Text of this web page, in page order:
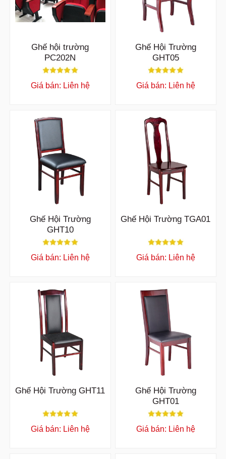
Ghế hội trường
PC202N
Giá bán: Liên hệ
Ghế Hội Trường
GHT05
Giá bán: Liên hệ
Ghế Hội Trường
GHT10
Giá bán: Liên hệ
Ghế Hội Trường TGA01
Giá bán: Liên hệ
Ghế Hội Trường GHT11
Giá bán: Liên hệ
Ghế Hội Trường
GHT01
Giá bán: Liên hệ